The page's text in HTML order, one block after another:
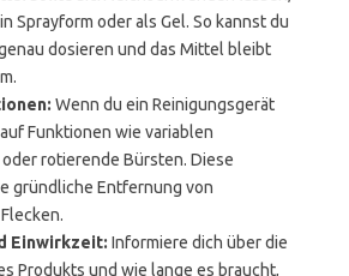
Sprayform oder als Gel. So kannst du
dosieren und das Mittel bleibt
Wenn du ein Reinigungsgerät
Funktionen wie variablen
rotierende Bürsten. Diese
gründliche Entfernung von
Einwirkzeit: Informiere dich über die
Produkts und wie lange es braucht,